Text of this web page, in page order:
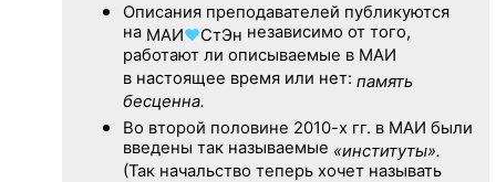
Описания преподавателей публикуются
на МАИ♥СтЭн независимо от того,
работают ли описываемые в МАИ
в настоящее время или нет: память
бесценна.
Во второй половине 2010-х гг. в МАИ были
введены так называемые «институты».
(Так начальство теперь хочет называть